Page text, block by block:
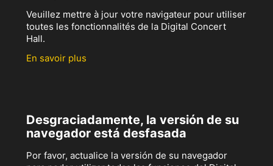
Veuillez mettre à jour votre navigateur pour utiliser
toutes les fonctionnalités de la Digital Concert
Hall.
En savoir plus
Desgraciadamente, la versión de su
navegador está desfasada
Por favor, actualice la versión de su navegador